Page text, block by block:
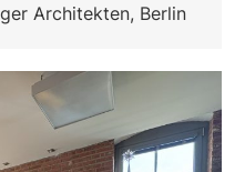
Architekten, Berlin